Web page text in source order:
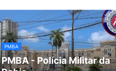
PMBA
PMBA - Polícia Militar da